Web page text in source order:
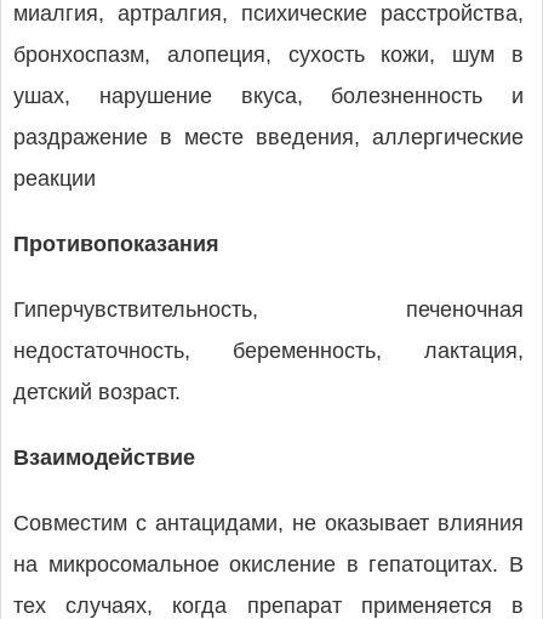
миалгия, артралгия, психические расстройства,
бронхоспазм, алопеция, сухость кожи, шум в
ушах, нарушение вкуса, болезненность и
раздражение в месте введения, аллергические
реакции
Противопоказания
Гиперчувствительность, печеночная
недостаточность, беременность, лактация,
детский возраст.
Взаимодействие
Совместим с антацидами, не оказывает влияния
на микросомальное окисление в гепатоцитах. В
тех случаях, когда препарат применяется в